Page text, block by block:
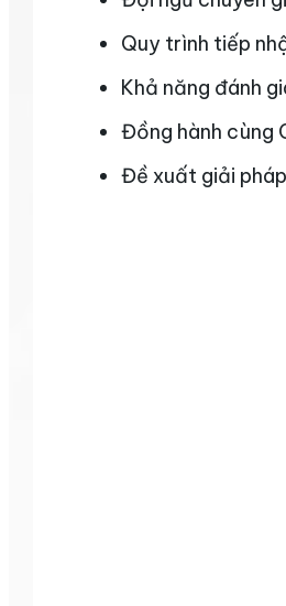
Quy trình tiếp
Khả năng đánh
Đồng hành cùng
Đề xuất giải